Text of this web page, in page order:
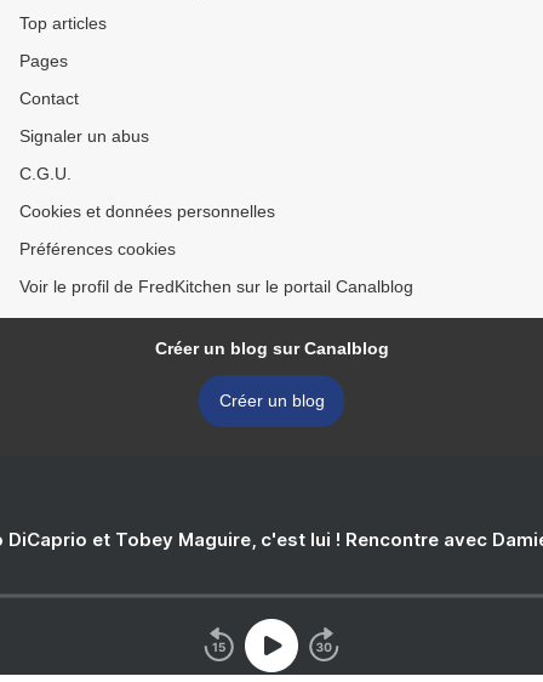
Top articles
Pages
Contact
Signaler un abus
C.G.U.
Cookies et données personnelles
Préférences cookies
Voir le profil de FredKitchen sur le portail Canalblog
Créer un blog sur Canalblog
Créer un blog
DiCaprio et Tobey Maguire, c'est lui ! Rencontre avec